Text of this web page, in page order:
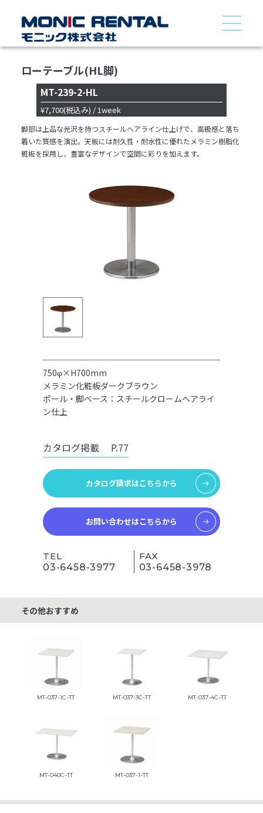
ローテーブル(HL脚)
MT-239-2-HL
¥7,700(税込み) / 1week
脚部は上品な光沢を持つスチールヘアライン仕上げで、高級感と落ち
着いた質感を演出。天板には耐久性・耐水性に優れたメラミン樹脂化
粧板を採用し、豊富なデザインで空間に彩りを加えます。
750φ×H700mm
メラミン化粧板ダークブラウン
ポール・脚ベース：スチールクロームへアライ
ン仕上
カタログ掲載 P.77
カタログ請求はこちらから
お問い合わせはこちらから
TEL
03-6458-3977
FAX
03-6458-3978
その他おすすめ
MT-037-1C-TT MT-037-3C-TT MT-037-4C-TT
MT-040C-TT MT-037-1-TT